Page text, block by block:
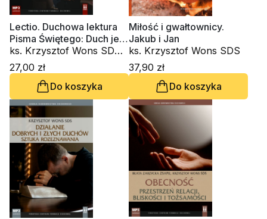
Lectio. Duchowa lektura
Pisma Świętego: Duch jest
już w literze (CD-
audiobook)
ks. Krzysztof Wons SDS,
Lorenzo Saraceno
OSBCam
27,00 zł
Do koszyka
Miłość i gwałtownicy.
Jakub i Jan
ks. Krzysztof Wons SDS
37,90 zł
Do koszyka